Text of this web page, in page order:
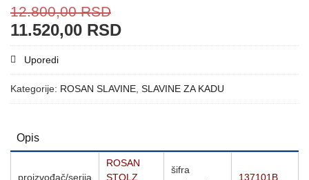
12.800,00RSD
11.520,00 RSD
Uporedi
Kategorije: ROSAN SLAVINE SLAVINE ZA KADU
Opis
proizvođač/serija
ROSAN
STOLZ
šifra
137101B